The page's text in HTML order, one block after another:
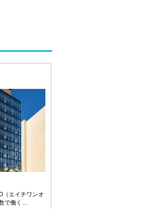
（エイチワンオ
で働く…